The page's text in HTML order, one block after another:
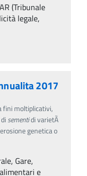
(Tribunale
legale,
2017
fini moltiplicativi,
sementidi varietÃ
genetica o
Gare,
e